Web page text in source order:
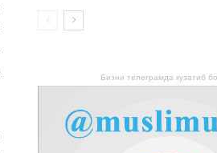
Бизни телеграмда кузатиб